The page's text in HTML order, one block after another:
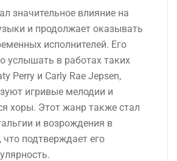
значительное влияние на
и продолжает оказывать
исполнителей. Его
услышать в работах таких
Perry и Carly Rae Jepsen,
игривые мелодии и
хоры. Этот жанр также стал
и возрождения в
что подтверждает его